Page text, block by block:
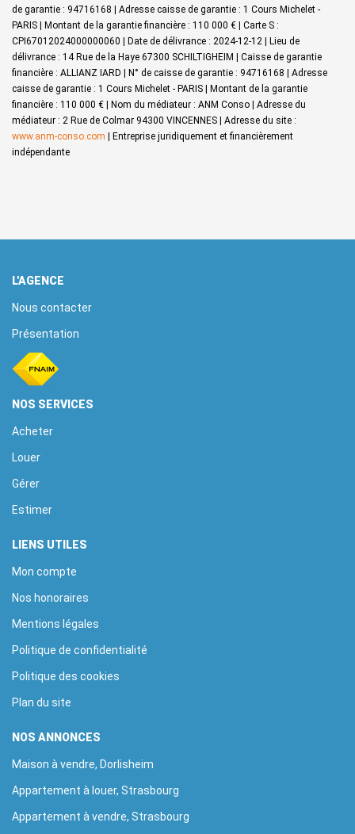
de garantie : 94716168 | Adresse caisse de garantie : 1 Cours Michelet -
PARIS | Montant de la garantie financière : 110 000 € | Carte S :
CPI67012024000000060 | Date de délivrance : 2024-12-12 | Lieu de
délivrance : 14 Rue de la Haye 67300 SCHILTIGHEIM | Caisse de garantie
financière : ALLIANZ IARD | N° de caisse de garantie : 94716168 | Adresse
caisse de garantie : 1 Cours Michelet - PARIS | Montant de la garantie
financière : 110 000 € | Nom du médiateur : ANM Conso | Adresse du
médiateur : 2 Rue de Colmar 94300 VINCENNES | Adresse du site :
www.anm-conso.com | Entreprise juridiquement et financièrement
indépendante
L'AGENCE
Nous contacter
Présentation
NOS SERVICES
Acheter
Louer
Gérer
Estimer
LIENS UTILES
Mon compte
Nos honoraires
Mentions légales
Politique de confidentialité
Politique des cookies
Plan du site
NOS ANNONCES
Maison à vendre, Dorlisheim
Appartement à louer, Strasbourg
Appartement à vendre, Strasbourg